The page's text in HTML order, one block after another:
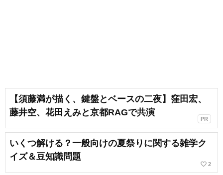
【須藤満が描く、鍵盤とベースの二夜】窪田宏、
藤井空、花田えみと京都RAGで共演
PR
いくつ解ける？一般向けの夏祭りに関する雑学ク
イズ＆豆知識問題
favorite_border 2